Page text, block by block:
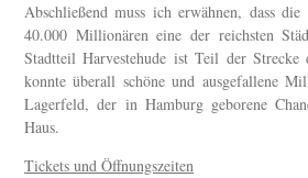
Abschließend muss ich erwähnen, dass
40.000 Millionären eine der reichsten
Stadtteil Harvestehude ist Teil der Strecke
konnte überall schöne und ausgefallene
Lagerfeld, der in Hamburg geborene
Haus.
Tickets und Öffnungszeiten